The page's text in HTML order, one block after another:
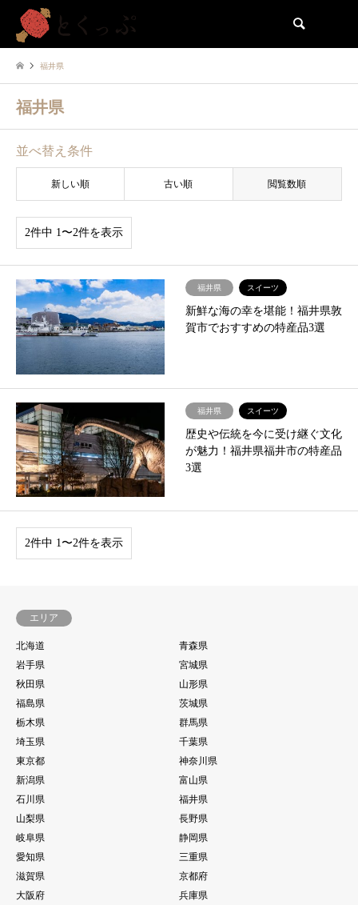
福井県
福井県
並べ替え条件
新しい順 古い順 閲覧数順
2件中 1〜2件を表示
福井県 スイーツ
新鮮な海の幸を堪能！福井県敦
賀市でおすすめの特産品3選
福井県 スイーツ
歴史や伝統を今に受け継ぐ文化
が魅力！福井県福井市の特産品
3選
2件中 1〜2件を表示
エリア
北海道
青森県
岩手県
宮城県
秋田県
山形県
福島県
茨城県
栃木県
群馬県
埼玉県
千葉県
東京都
神奈川県
新潟県
富山県
石川県
福井県
山梨県
長野県
岐阜県
静岡県
愛知県
三重県
滋賀県
京都府
大阪府
兵庫県